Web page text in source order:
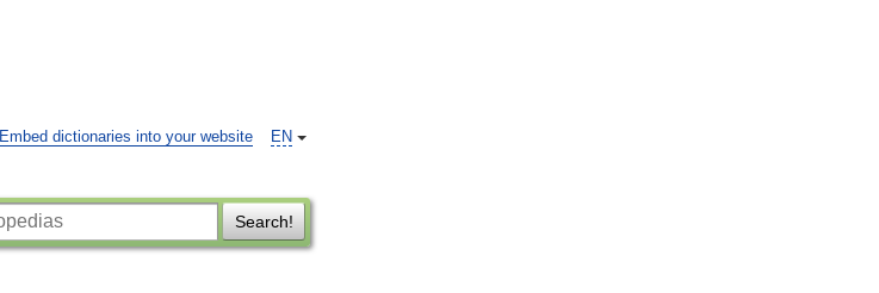
EN
Embed dictionaries into your website
Search!